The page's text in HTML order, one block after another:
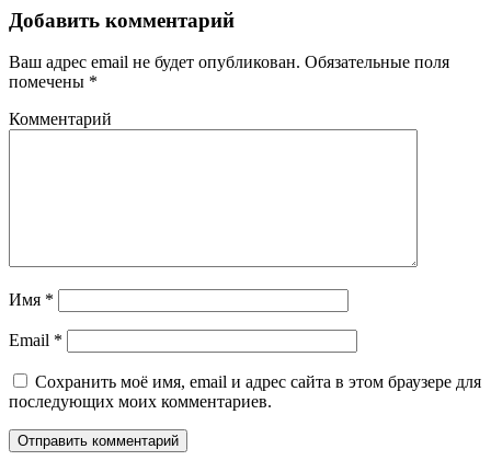
Добавить комментарий
Ваш адрес email не будет опубликован. Обязательные поля
помечены *
Комментарий
Имя *
Email *
Сохранить моё имя, email и адрес сайта в этом браузере для
последующих моих комментариев.